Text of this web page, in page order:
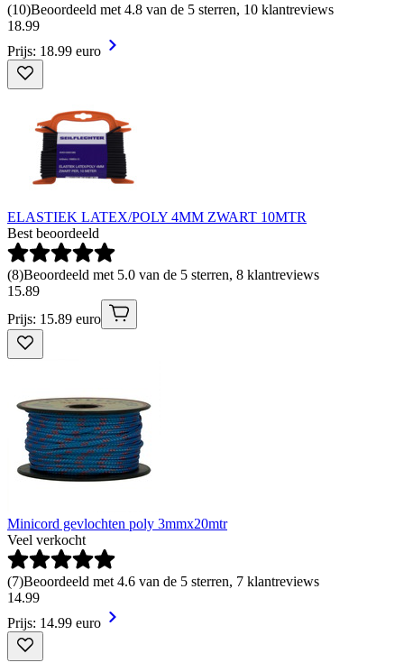
(10)Beoordeeld met 4.8 van de 5 sterren, 10 klantreviews
18.99
Prijs: 18.99 euro
ELASTIEK LATEX/POLY 4MM ZWART 10MTR
Best beoordeeld
(8)Beoordeeld met 5.0 van de 5 sterren, 8 klantreviews
15.89
Prijs: 15.89 euro
Minicord gevlochten poly 3mmx20mtr
Veel verkocht
(7)Beoordeeld met 4.6 van de 5 sterren, 7 klantreviews
14.99
Prijs: 14.99 euro